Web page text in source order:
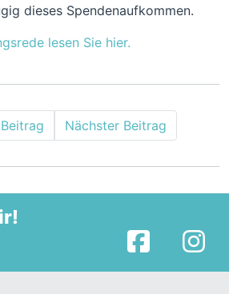
dieses Spendenaufkommen.
lesen Sie hier.
Nächster Beitrag
Facebook